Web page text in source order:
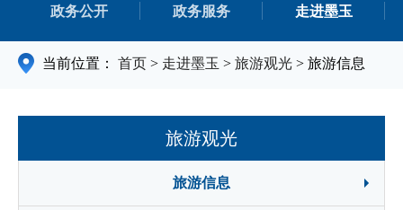
政务公开 政务服务 走进墨玉
当前位置： 首页 > 走进墨玉 > 旅游观光 > 旅游信息
旅游观光
旅游信息